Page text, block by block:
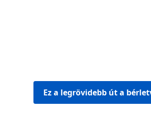
Ez a legrövidebb út a